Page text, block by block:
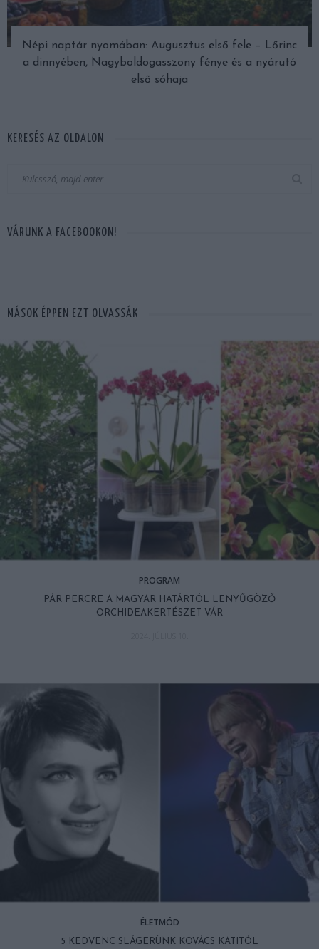
Népi naptár nyomában: Augusztus első fele – Lőrinc
a dinnyében, Nagyboldogasszony fénye és a nyárutó
első sóhaja
KERESÉS AZ OLDALON
VÁRUNK A FACEBOOKON!
MÁSOK ÉPPEN EZT OLVASSÁK
PROGRAM
PÁR PERCRE A MAGYAR HATÁRTÓL LENYŰGÖZŐ
ORCHIDEAKERTÉSZET VÁR
ÉLETMÓD
5 KEDVENC SLÁGERÜNK KOVÁCS KATITÓL